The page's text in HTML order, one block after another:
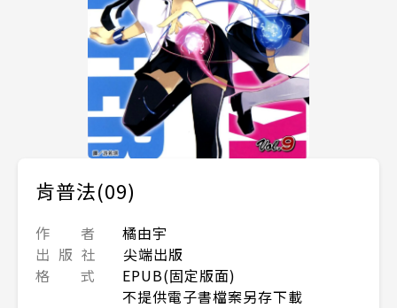
肯普法(09)
作 者
橘由宇
出 版 社
尖端出版
格 式
EPUB(固定版面)
不提供電子書檔案另存下載